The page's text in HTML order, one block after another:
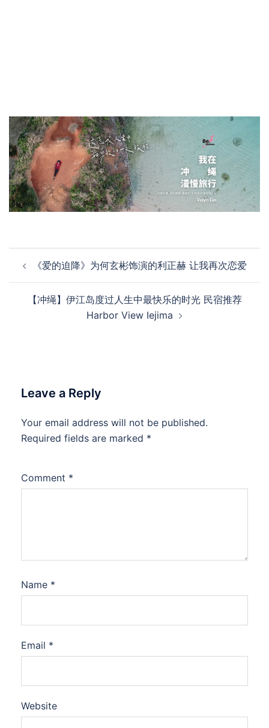
navigation
《爱的迫降》为何玄彬饰演的利正赫 让我再次恋爱
【冲绳】伊江岛度过人生中最快乐的时光 民宿推荐
Harbor View Iejima
Leave a Reply
Your email address will not be published.
Required fields are marked *
Comment *
Name *
Email *
Website